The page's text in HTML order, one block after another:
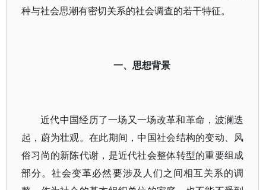
种与社会思潮有密切关系的社会调查的若干特征。
一、思想背景
近代中国经历了一场又一场改革和革命，波澜迭
起，蔚为壮观。在此期间，中国社会结构的变动、风
俗习尚的新陈代谢，是近代社会整体转型的重要组成
部分。社会变革必然要涉及人们之间相互关系的调